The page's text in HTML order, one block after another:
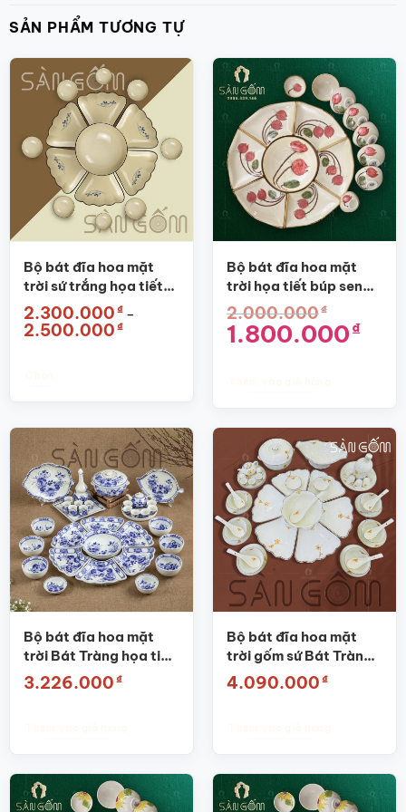
SẢN PHẨM TƯƠNG TỰ
Bộ bát đĩa hoa mặt
trời sứ trắng họa tiết
hoa sen vẽ tay SG-
HMT06
2.300.000 ₫ –
2.500.000 ₫Khoảng
có
nhiều
biến
thể.
Các
tùy
chọn
có
thể
chọn
trên
trang
Bộ bát đĩa hoa mặt
trời họa tiết búp sen
đỏ SG-HMT13
2.000.000₫
Giá
gốc
1.800.000₫Giá
hiện
Bộ bát đĩa hoa mặt
trời Bát Tràng họa tiết
hoa sen men lam vẽ tay
SG-HMT25
3.226.000 ₫
Bộ bát đĩa hoa mặt
trời gốm sứ Bát Tràng
vẽ đào cam SG-HMT16
4.090.000 ₫